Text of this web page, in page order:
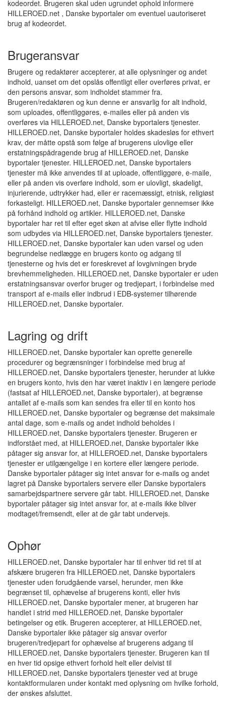
kodeordet. Brugeren skal uden ugrundet ophold informere
HILLEROED.net , Danske byportaler om eventuel uautoriseret
brug af kodeordet.
Brugeransvar
Brugere og redaktører accepterer, at alle oplysninger og andet
indhold, uanset om det opslås offentligt eller overføres privat, er
den persons ansvar, som indholdet stammer fra.
Brugeren/redaktøren og kun denne er ansvarlig for alt indhold,
som uploades, offentliggøres, e-mailes eller på anden vis
overføres via HILLEROED.net, Danske byportalers tjenester.
HILLEROED.net, Danske byportaler holdes skadesløs for ethvert
krav, der måtte opstå som følge af brugerens ulovlige eller
erstatningspådragende brug af HILLEROED.net, Danske
byportaler tjenester. HILLEROED.net, Danske byportalers
tjenester må ikke anvendes til at uploade, offentliggøre, e-maile,
eller på anden vis overføre indhold, som er ulovligt, skadeligt,
injurierende, udtrykker had, eller er racemæssigt, etnisk, religiøst
forkasteligt. HILLEROED.net, Danske byportaler gennemser ikke
på forhånd indhold og artikler. HILLEROED.net, Danske
byportaler har ret til efter eget skøn at afvise eller flytte indhold
som udbydes via HILLEROED.net, Danske byportalers tjenester.
HILLEROED.net, Danske byportaler kan uden varsel og uden
begrundelse nedlægge en brugers konto og adgang til
tjenesterne og hvis det er foreskrevet af lovgivningen bryde
brevhemmeligheden. HILLEROED.net, Danske byportaler er uden
erstatningsansvar overfor bruger og tredjepart, i forbindelse med
transport af e-mails eller indbrud i EDB-systemer tilhørende
HILLEROED.net, Danske byportaler.
Lagring og drift
HILLEROED.net, Danske byportaler kan oprette generelle
procedurer og begrænsninger i forbindelse med brug af
HILLEROED.net, Danske byportalers tjenester, herunder at lukke
en brugers konto, hvis den har været inaktiv i en længere periode
(fastsat af HILLEROED.net, Danske byportaler), at begrænse
antallet af e-mails som kan sendes fra eller til en konto hos
HILLEROED.net, Danske byportaler og begrænse det maksimale
antal dage, som e-mails og andet indhold beholdes i
HILLEROED.net, Danske byportalers tjenester. Brugeren er
indforstået med, at HILLEROED.net, Danske byportaler ikke
påtager sig ansvar for, at HILLEROED.net, Danske byportalers
tjenester er utilgængelige i en kortere eller længere periode.
Danske byportaler påtager sig intet ansvar for e-mails og andet
lagret på Danske byportalers servere eller Danske byportalers
samarbejdspartnere servere går tabt. HILLEROED.net, Danske
byportaler påtager sig intet ansvar for, at e-mails ikke bliver
modtaget/fremsendt, eller at de går tabt undervejs.
Ophør
HILLEROED.net, Danske byportaler har til enhver tid ret til at
afskære brugeren fra HILLEROED.net, Danske byportalers
tjenester uden forudgående varsel, herunder, men ikke
begrænset til, ophævelse af brugerens konti, eller hvis
HILLEROED.net, Danske byportaler mener, at brugeren har
handlet i strid med HILLEROED.net, Danske byportaler
betingelser og etik. Brugeren accepterer, at HILLEROED.net,
Danske byportaler ikke påtager sig ansvar overfor
brugeren/tredjepart for ophævelse af brugerens adgang til
HILLEROED.net, Danske byportalers tjenester. Brugeren kan til
en hver tid opsige ethvert forhold helt eller delvist til
HILLEROED.net, Danske byportalers tjenester ved at bruge
kontaktformularen under kontakt med oplysning om hvilke forhold,
der ønskes afsluttet.